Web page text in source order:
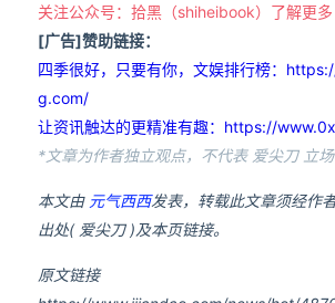
关注公众号：拾黑（shiheibook）了解更多
[广告]赞助链接：
四季很好，只要有你，文娱排行榜：
g.com/
让资讯触达的更精准有趣：https://
*文章为作者独立观点，不代表 爱尖刀 立场
本文由 元气西西发表，转载此文章须经作
出处( 爱尖刀 )及本页链接。
原文链接